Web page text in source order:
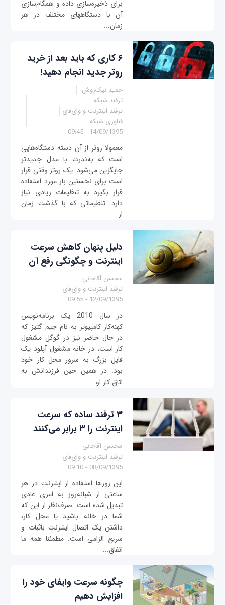
برای ذخیره‌سازی داده و همگام‌سازی
آن با دستگاه‎های مختلف در هر
زمان...
۶ کاری که باید بعد از خرید
روتر جدید انجام دهید!
حمید نیک‌روش
ترفند شبکه
ترفند اینترنت و وای‌فای
فناوری شبکه
14/09/1395 - 09:45
معمولا روتر از آن دسته دستگاه‌هایی
است که به‌ندرت با مدل جدیدتر
جایگزین می‌شود. یک روتر وقتی قرار
است برای نخستین بار مورد استفاده
قرار بگیرد به تنظیمات زیادی نیاز
دارد. تنظیماتی که با گذشت زمان
از...
دلیل پنهان کاهش سرعت
اینترنت و چگونگی رفع آن‌
محسن آقاجانی
ترفند اینترنت و وای‌فای
12/09/1395 - 09:55
در سال 2010 یک برنامه‌نویس
کهنه‌کار کامپیوتر به نام جیم گتیز که
در حال حاضر نیز در گوگل مشغول
کار است، در خانه مشغول آپلود یک
فایل بزرگ به سرور محل کار خود
بود. در همین حین فرزندانش به
اتاق کار او...
۳ ترفند ساده که سرعت
اینترنت را ۳ برابر می‌کنند
محسن آقاجانی
ترفند اینترنت و وای‌فای
08/09/1395 - 09:10
این روزها استفاده از اینترنت در هر
ساعتی از شبانه‌روز به امری عادی
تبدیل شده است. صرف‌نظر از این که
شما در خانه باشید یا محل کار،
داشتن یک اتصال اینترنت باثبات و
سریع الزامی‎ است. مطمئنا همه ما
اتفاق...
چگونه سرعت وای‎فای خود را
افزایش دهیم